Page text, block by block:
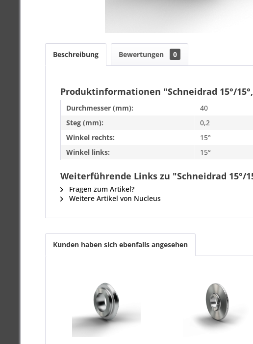
Beschreibung Bewertungen 0
Produktinformationen "Schneidrad 15°/
Durchmesser (mm):
40
Steg (mm):
0,2
Winkel rechts:
15°
Winkel links:
15°
Weiterführende Links zu "Schneidrad 15°/
Fragen zum Artikel?
Weitere Artikel von Nucleus
Kunden haben sich ebenfalls angesehen